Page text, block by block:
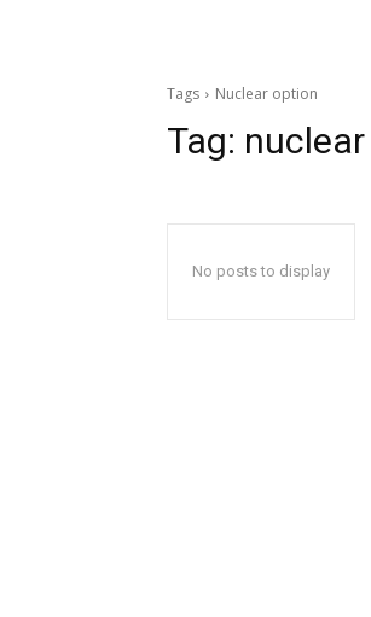
Tags Nuclear option
Tag:
No posts to display